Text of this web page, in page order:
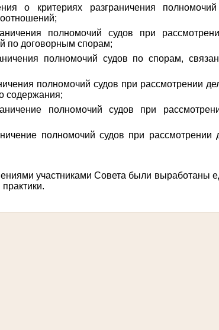
о критериях разграничения
полномочий судов при
по договорным спорам;
полномочий судов по спорам,
полномочий судов при рассмотрении
содержания;
полномочий судов при
полномочий судов при рассмотрении
участниками Совета были выработаны